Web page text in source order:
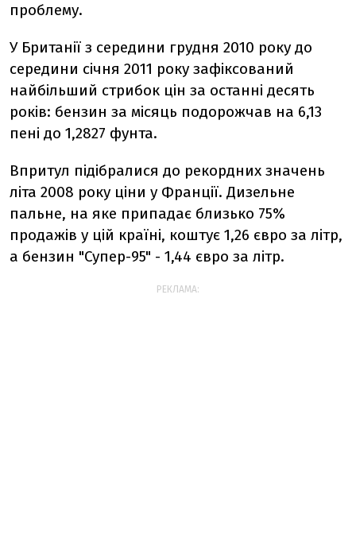
проблему.
У Британії з середини грудня 2010 року до
середини січня 2011 року зафіксований
найбільший стрибок цін за останні десять
років: бензин за місяць подорожчав на 6,13
пені до 1,2827 фунта.
Впритул підібралися до рекордних значень
літа 2008 року ціни у Франції. Дизельне
пальне, на яке припадає близько 75%
продажів у цій країні, коштує 1,26 євро за літр,
а бензин "Супер-95" - 1,44 євро за літр.
РЕКЛАМА: